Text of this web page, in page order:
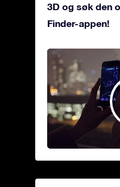
3D og søk den
Finder-appen!